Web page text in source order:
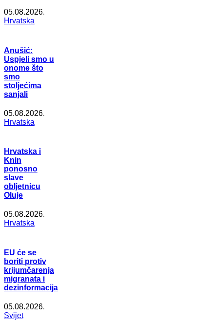
05.08.2026.
Hrvatska
Anušić:
Uspjeli smo u
onome što
smo
stoljećima
sanjali
05.08.2026.
Hrvatska
Hrvatska i
Knin
ponosno
slave
obljetnicu
Oluje
05.08.2026.
Hrvatska
EU će se
boriti protiv
krijumčarenja
migranata i
dezinformacija
05.08.2026.
Svijet